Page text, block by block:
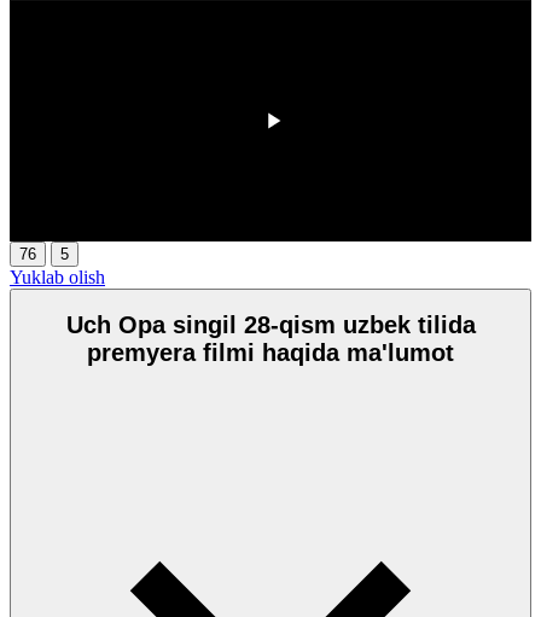
76 5
Yuklab olish
Uch Opa singil 28-qism uzbek tilida
premyera filmi haqida ma'lumot